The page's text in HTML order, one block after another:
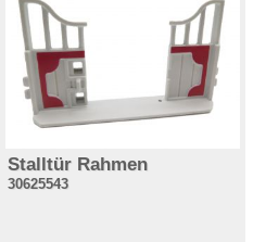
Stalltür Rahmen
30625543